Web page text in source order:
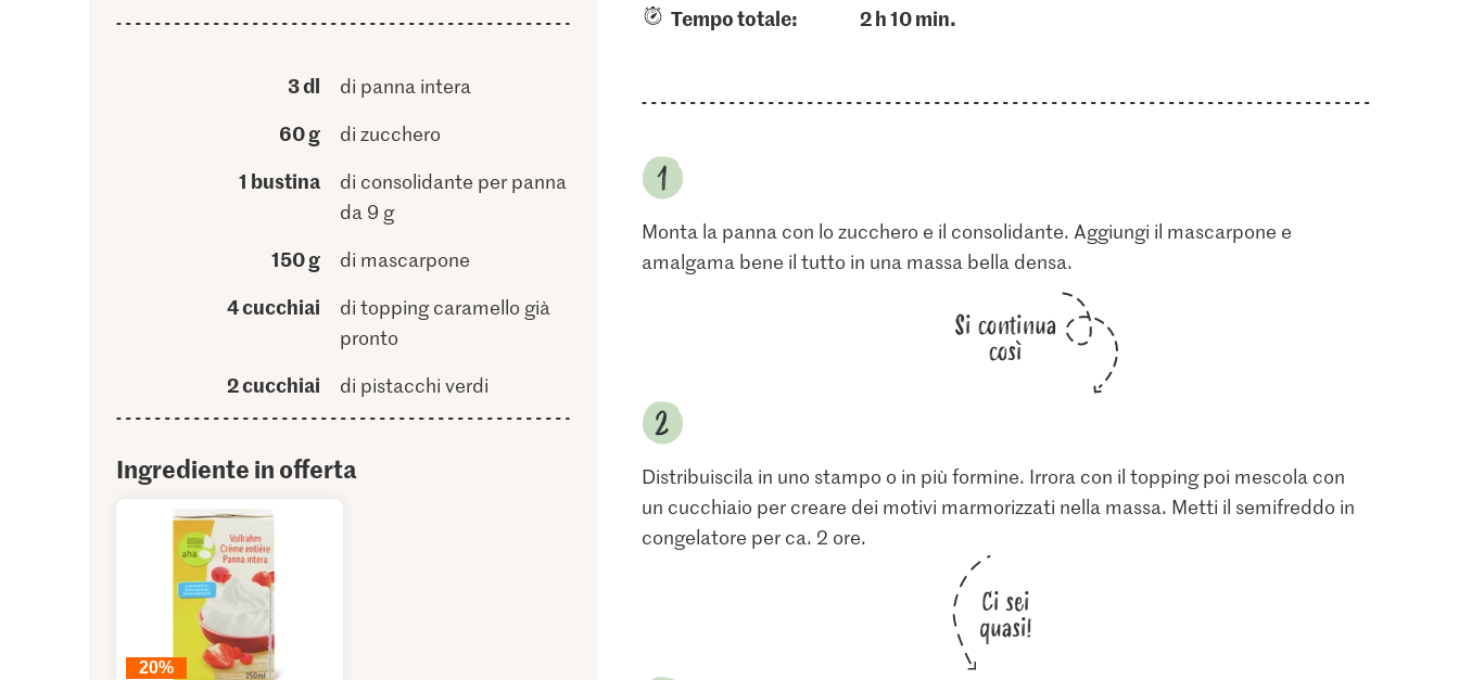
3 dl di panna intera
60 g di zucchero
1 bustina
di consolidante per panna
da 9 g
150 g di mascarpone
4 cucchiai
di topping caramello già
pronto
2 cucchiai di pistacchi verdi
Ingrediente in offerta
20%
Tempo totale: 2 h 10 min.
Monta la panna con lo zucchero e il consolidante. Aggiungi il mascarpone e
amalgama bene il tutto in una massa bella densa.
Si continua
così
Distribuiscila in uno stampo o in più formine. Irrora con il topping poi mescola con
un cucchiaio per creare dei motivi marmorizzati nella massa. Metti il semifreddo in
congelatore per ca. 2 ore.
Ci sei
quasi!